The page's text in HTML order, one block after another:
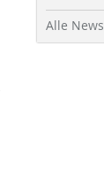
Alle News